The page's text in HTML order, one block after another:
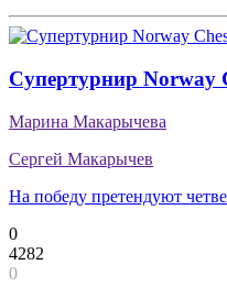
Супертурнир Norway
Марина Макарычева
Сергей Макарычев
На победу претендуют
0
4282
0